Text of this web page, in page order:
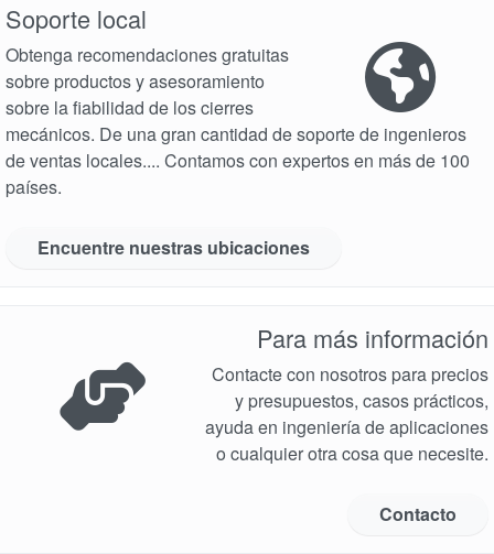
Soporte local
Obtenga recomendaciones gratuitas
sobre productos y asesoramiento
sobre la fiabilidad de los cierres
mecánicos. De una gran cantidad de soporte de ingenieros
de ventas locales.... Contamos con expertos en más de 100
países.
Encuentre nuestras ubicaciones
Para más información
Contacte con nosotros para precios
y presupuestos, casos prácticos,
ayuda en ingeniería de aplicaciones
o cualquier otra cosa que necesite.
Contacto